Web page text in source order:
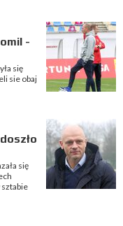
-
się
sie obaj
się
sztabie